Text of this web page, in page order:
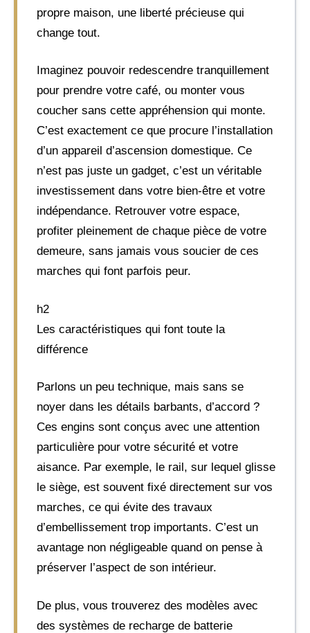
propre maison, une liberté précieuse qui
change tout.
Imaginez pouvoir redescendre tranquillement
pour prendre votre café, ou monter vous
coucher sans cette appréhension qui monte.
C’est exactement ce que procure l’installation
d’un appareil d’ascension domestique. Ce
n’est pas juste un gadget, c’est un véritable
investissement dans votre bien-être et votre
indépendance. Retrouver votre espace,
profiter pleinement de chaque pièce de votre
demeure, sans jamais vous soucier de ces
marches qui font parfois peur.
h2
Les caractéristiques qui font toute la
différence
Parlons un peu technique, mais sans se
noyer dans les détails barbants, d’accord ?
Ces engins sont conçus avec une attention
particulière pour votre sécurité et votre
aisance. Par exemple, le rail, sur lequel glisse
le siège, est souvent fixé directement sur vos
marches, ce qui évite des travaux
d’embellissement trop importants. C’est un
avantage non négligeable quand on pense à
préserver l’aspect de son intérieur.
De plus, vous trouverez des modèles avec
des systèmes de recharge de batterie